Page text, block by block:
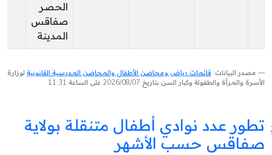
الحصر
صفاقس
المدينة
مصدر البيانات: قائمات رياض ومحاضن الأطفال والمحاضن المدرسية القانونية لوزارة
الأسرة والمرأة والطفولة وكبار السن بتاريخ 2026/08/07 على الساعة 11:31
تطور عدد نوادي أطفال متنقلة بولاية
صفاقس حسب الأشهر